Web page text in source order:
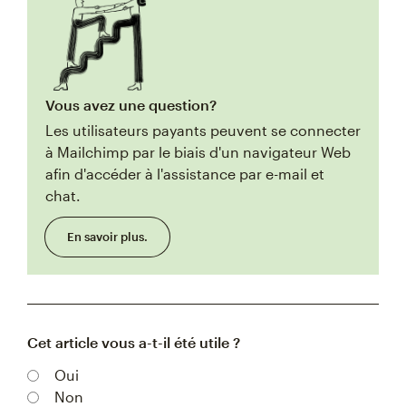
Vous avez une question?
Les utilisateurs payants peuvent se connecter
à Mailchimp par le biais d'un navigateur Web
afin d'accéder à l'assistance par e-mail et
chat.
En savoir plus.
Cet article vous a-t-il été utile ?
Oui
Non